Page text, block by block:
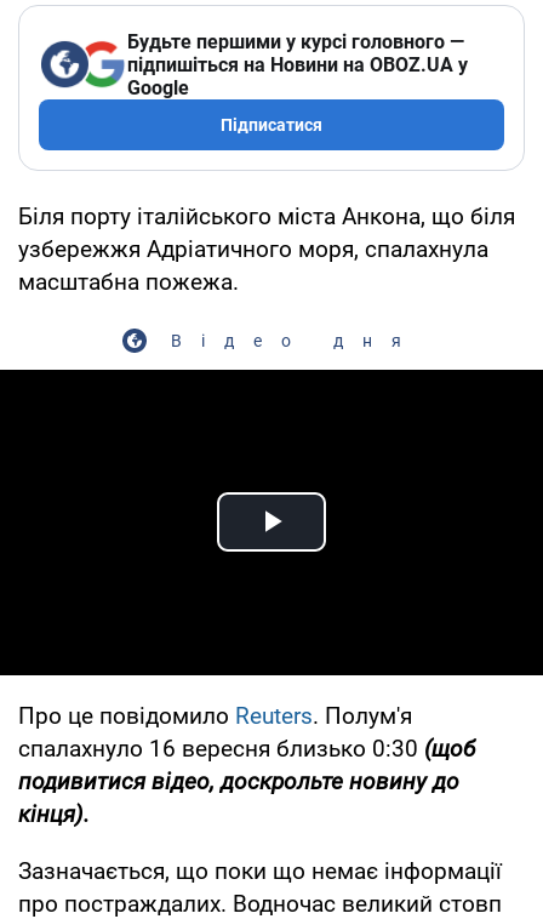
Будьте першими у курсі головного —
підпишіться на Новини на OBOZ.UA у
Google
Підписатися
Біля порту італійського міста Анкона, що біля
узбережжя Адріатичного моря, спалахнула
масштабна пожежа.
Відео дня
Play Video
Про це повідомило Reuters. Полум'я
спалахнуло 16 вересня близько 0:30 (щоб
подивитися відео, доскрольте новину до
кінця).
Зазначається, що поки що немає інформації
про постраждалих. Водночас великий стовп